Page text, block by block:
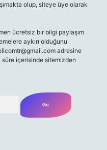
olup, siteye üye olarak
ücretsiz bir bilgi paylaşım
aykırı olduğunu
adresine
içerisinde sitemizden